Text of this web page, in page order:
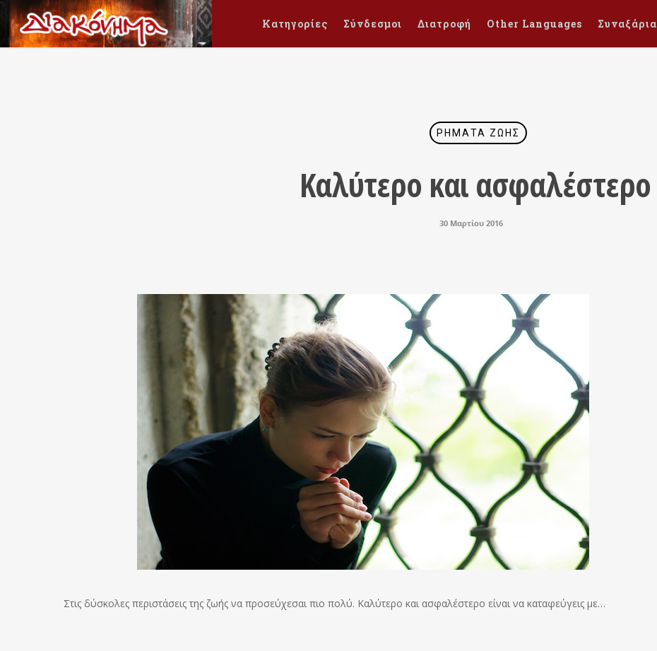
Κατηγορίες Σύνδεσμοι Διατροφή Other Languages Συναξάρια
ΡΉΜΑΤΑ ΖΩΉΣ
Καλύτερο και ασφαλέστερο
30 Μαρτίου 2016
Στις δύσκολες περιστάσεις της ζωής να προσεύχεσαι πιο πολύ. Καλύτερο και ασφαλέστερο είναι να καταφεύγεις με…